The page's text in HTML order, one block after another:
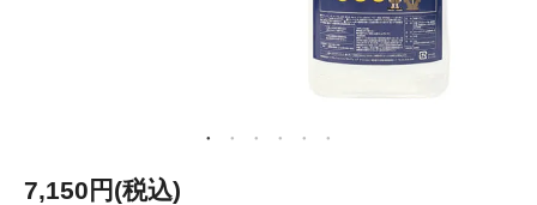
7,150円(税込)